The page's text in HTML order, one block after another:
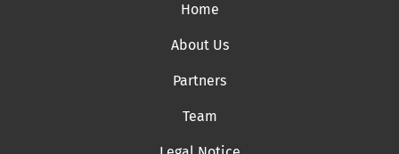
Home
About Us
Partners
Team